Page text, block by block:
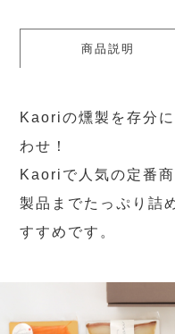
商品説明
Kaoriの燻製を存分
わせ！
Kaoriで人気の定番
製品までたっぷり詰
すすめです。